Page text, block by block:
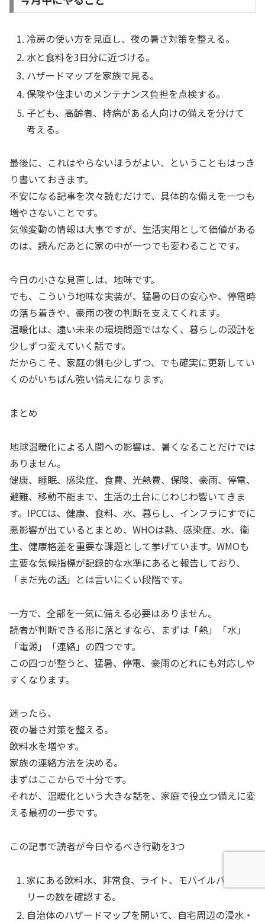
冷房の使い方を見直し、夜の暑さ対策を整える。
水と食料を3日分に近づける。
ハザードマップを家族で見る。
保険や住まいのメンテナンス負担を点検する。
子ども、高齢者、持病がある人向けの備えを分けて
考える。
最後に、これはやらないほうがよい、ということもはっき
り書いておきます。
不安になる記事を次々読むだけで、具体的な備えを一つも
増やさないことです。
気候変動の情報は大事ですが、生活実用として価値がある
のは、読んだあとに家の中が一つでも変わることです。
今日の小さな見直しは、地味です。
でも、こういう地味な実装が、猛暑の日の安心や、停電時
の落ち着きや、豪雨の夜の判断を支えてくれます。
温暖化は、遠い未来の環境問題ではなく、暮らしの設計を
少しずつ変えていく話です。
だからこそ、家庭の側も少しずつ、でも確実に更新してい
くのがいちばん強い備えになります。
まとめ
地球温暖化による人間への影響は、暑くなることだけでは
ありません。
健康、睡眠、感染症、食費、光熱費、保険、豪雨、停電、
避難、移動不能まで、生活の土台にじわじわ響いてきま
す。IPCCは、健康、食料、水、暮らし、インフラにすでに
悪影響が出ているとまとめ、WHOは熱、感染症、水、衛
生、健康格差を重要な課題として挙げています。WMOも
主要な気候指標が記録的な水準にあると報告しており、
「まだ先の話」とは言いにくい段階です。
一方で、全部を一気に備える必要はありません。
読者が判断できる形に落とすなら、まずは「熱」「水」
「電源」「連絡」の四つです。
この四つが整うと、猛暑、停電、豪雨のどれにも対応しや
すくなります。
迷ったら、
夜の暑さ対策を整える。
飲料水を増やす。
家族の連絡方法を決める。
まずはここからで十分です。
それが、温暖化という大きな話を、家庭で役立つ備えに変
える最初の一歩です。
この記事で読者が今日やるべき行動を3つ
家にある飲料水、非常食、ライト、モバイルバッテ
リーの数を確認する。
自治体のハザードマップを開いて、自宅周辺の浸水・